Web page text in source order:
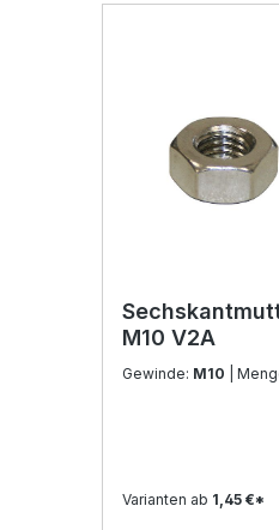
M10 V2A
Gewinde: M10 |
Varianten ab 1,45 €*